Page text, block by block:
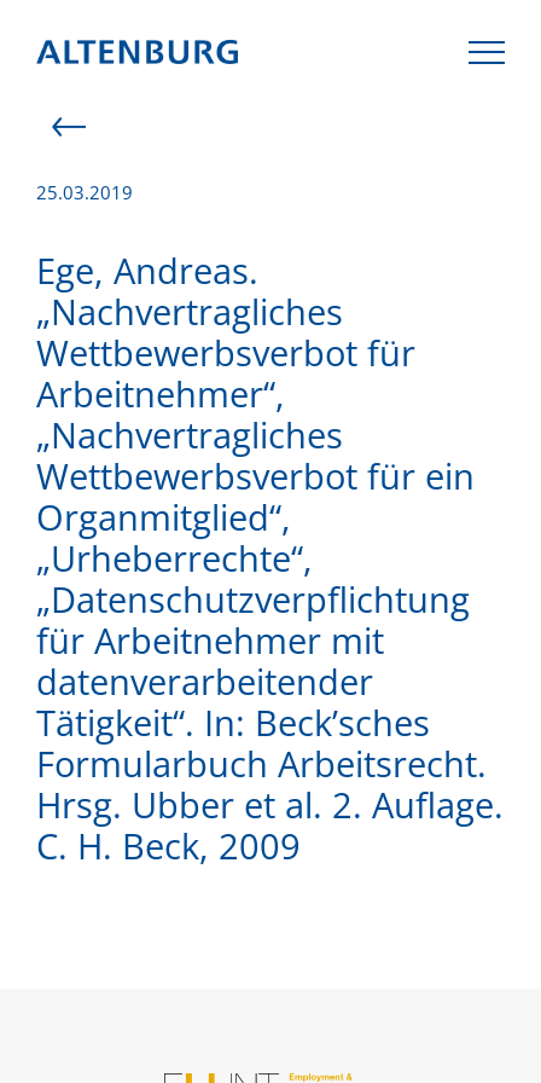
TEAM
EXPERTISE
CAREER
CONTACT
DE EN
25.03.2019
Ege, Andreas.
„Nachvertragliches
Wettbewerbsverbot für
Arbeitnehmer“,
„Nachvertragliches
Wettbewerbsverbot für ein
Organmitglied“,
„Urheberrechte“,
„Datenschutzverpflichtung
für Arbeitnehmer mit
datenverarbeitender
Tätigkeit“. In: Beck’sches
Formularbuch Arbeitsrecht.
Hrsg. Ubber et al. 2. Auflage.
C. H. Beck, 2009